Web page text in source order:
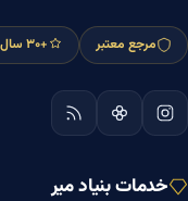
مرجع معتبر +۳۰ سال تجربه
خدمات بنیاد میر